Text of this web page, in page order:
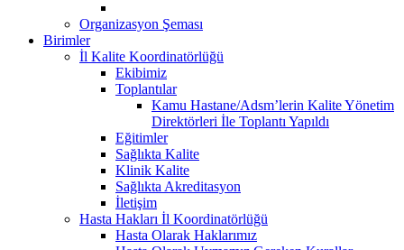
Organizasyon Şeması
Birimler
İl Kalite Koordinatörlüğü
Ekibimiz
Toplantılar
Kamu Hastane/Adsm’lerin Kalite Yönetim
Direktörleri İle Toplantı Yapıldı
Eğitimler
Sağlıkta Kalite
Klinik Kalite
Sağlıkta Akreditasyon
İletişim
Hasta Hakları İl Koordinatörlüğü
Hasta Olarak Haklarımız